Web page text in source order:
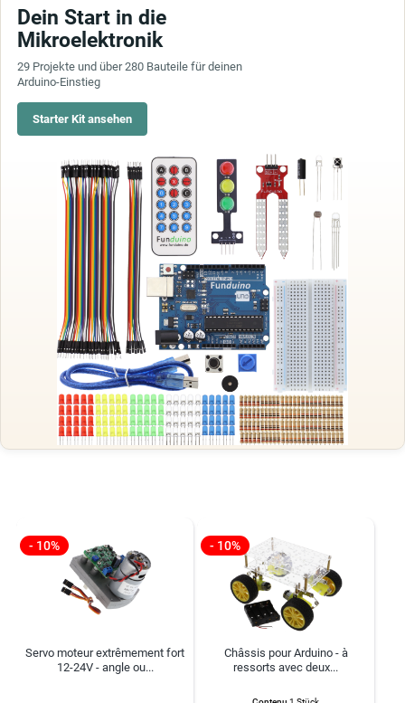
Dein Start in die
Mikroelektronik
29 Projekte und über 280 Bauteile für deinen
Arduino-Einstieg
Starter Kit ansehen
- 10%
Servo moteur extrêmement fort
12-24V - angle ou...
- 10%
Châssis pour Arduino - à
ressorts avec deux...